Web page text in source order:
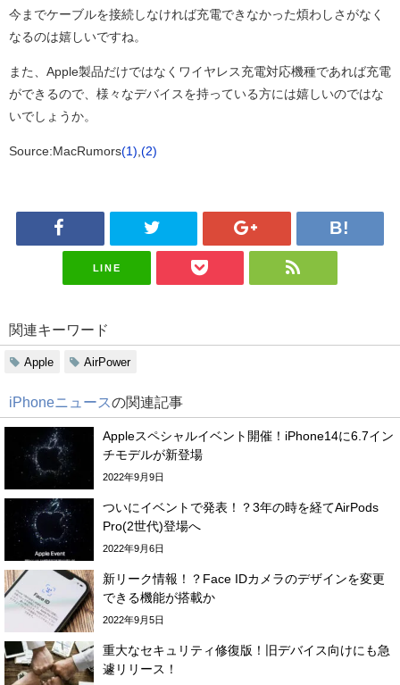
今までケーブルを接続しなければ充電できなかった煩わしさがなく
なるのは嬉しいですね。
また、Apple製品だけではなくワイヤレス充電対応機種であれば充電
ができるので、様々なデバイスを持っている方には嬉しいのではな
いでしょうか。
Source:MacRumors(1) (2)
LINE
関連キーワード
Apple AirPower
iPhoneニュースの関連記事
Appleスペシャルイベント開催！iPhone14に6.7イン
チモデルが新登場
2022年9月9日
ついにイベントで発表！？3年の時を経てAirPods
Pro(2世代)登場へ
2022年9月6日
新リーク情報！？Face IDカメラのデザインを変更
できる機能が搭載か
2022年9月5日
重大なセキュリティ修復版！旧デバイス向けにも急
遽リリース！